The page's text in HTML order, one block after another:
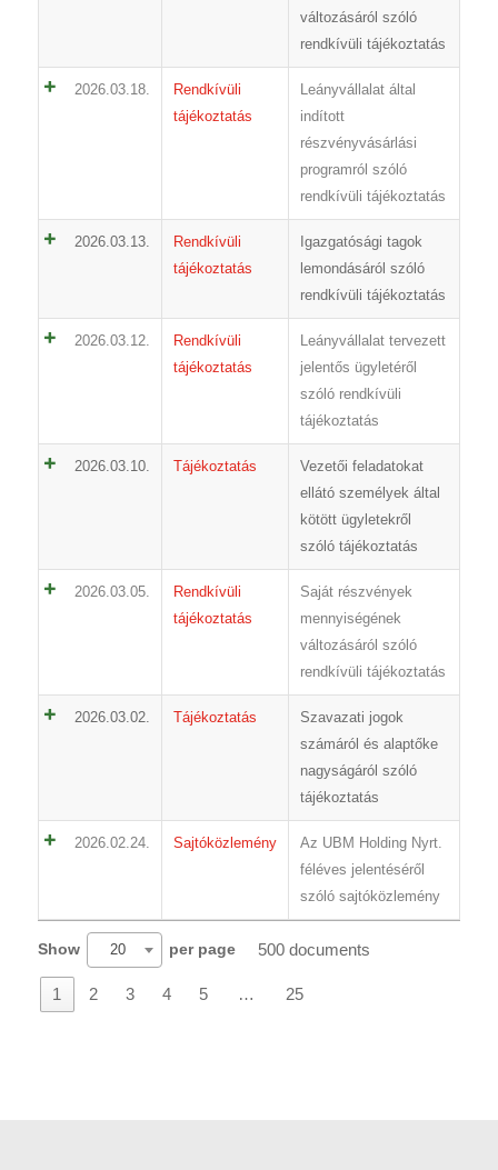
változásáról szóló
rendkívüli tájékoztatás
2026.03.18.
Rendkívüli
tájékoztatás
Leányvállalat által
indított
részvényvásárlási
programról szóló
rendkívüli tájékoztatás
2026.03.13.
Rendkívüli
tájékoztatás
Igazgatósági tagok
lemondásáról szóló
rendkívüli tájékoztatás
2026.03.12.
Rendkívüli
tájékoztatás
Leányvállalat tervezett
jelentős ügyletéről
szóló rendkívüli
tájékoztatás
2026.03.10. Tájékoztatás
Vezetői feladatokat
ellátó személyek által
kötött ügyletekről
szóló tájékoztatás
2026.03.05.
Rendkívüli
tájékoztatás
Saját részvények
mennyiségének
változásáról szóló
rendkívüli tájékoztatás
2026.03.02. Tájékoztatás
Szavazati jogok
számáról és alaptőke
nagyságáról szóló
tájékoztatás
2026.02.24. Sajtóközlemény
Az UBM Holding Nyrt.
féléves jelentéséről
szóló sajtóközlemény
Show 20 per page 500 documents
1 2 3 4 5 … 25